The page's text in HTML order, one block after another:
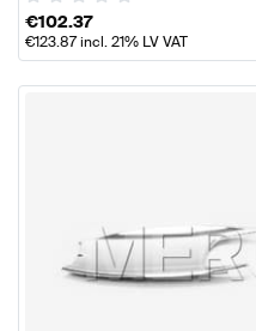
€102.37
€123.87incl. 21% LV VAT